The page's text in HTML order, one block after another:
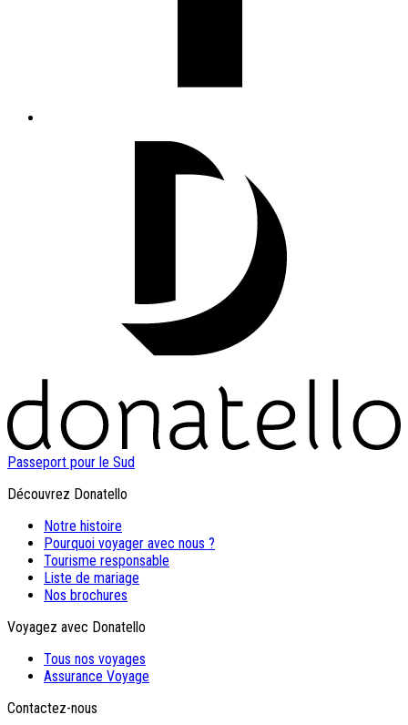
Passeport pour le Sud
Découvrez Donatello
Notre histoire
Pourquoi voyager avec nous ?
Tourisme responsable
Liste de mariage
Nos brochures
Voyagez avec Donatello
Tous nos voyages
Assurance Voyage
Contactez-nous